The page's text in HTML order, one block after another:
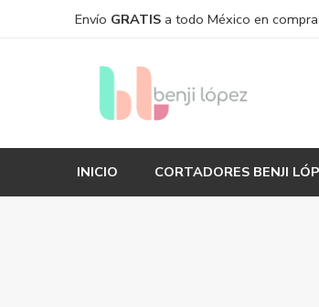
Envío GRATIS a todo México en
INICIO CORTADORES BENJI